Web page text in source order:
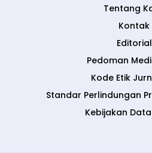
Tentang
Kontak
Editorial
Pedoman
Kode Etik
Standar Perlindungan
Kebijakan